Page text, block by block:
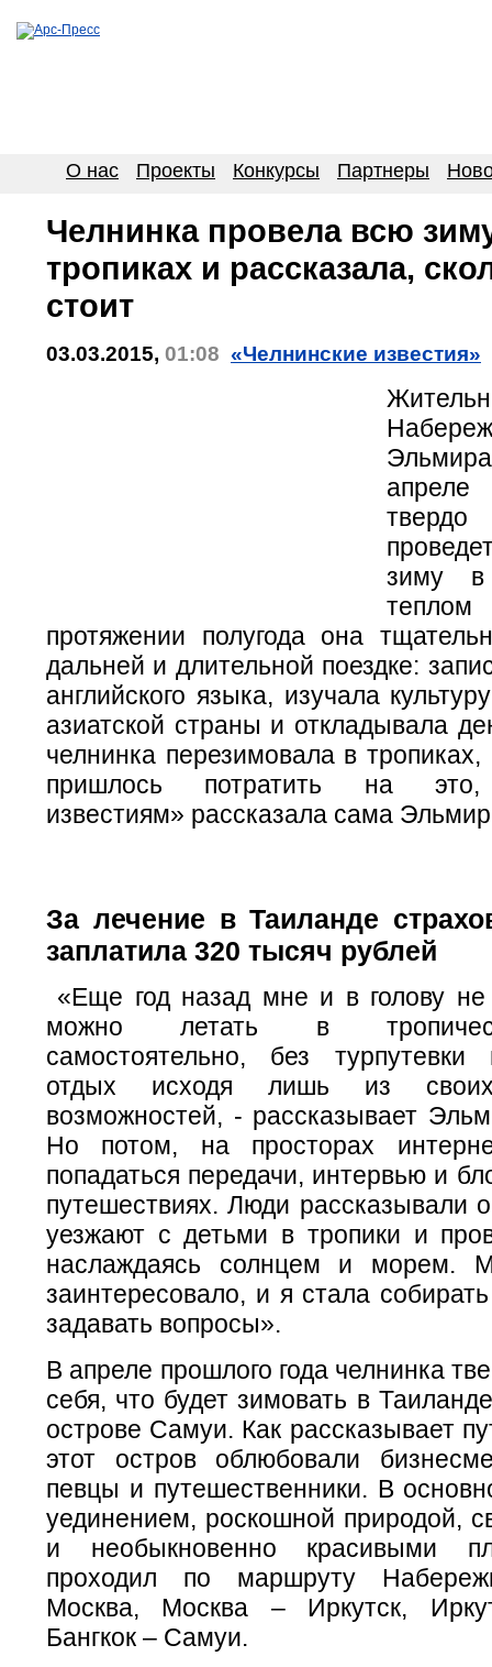
О нас Проекты Конкурсы Партнеры
Челнинка провела всю
тропиках и рассказала,
стоит
03.03.2015, 01:08 «Челнинские известия»
апреле
зиму в
протяжении полугода она
дальней и длительной поездке:
английского языка, изучала
азиатской страны и откладывала
челнинка перезимовала в тропиках,
пришлось потратить на это,
известиям» рассказала сама
За лечение в Таиланде
заплатила 320 тысяч рублей
«Еще год назад мне и в голову не
можно летать в
самостоятельно, без турпутевки
отдых исходя лишь из
возможностей, - рассказывает
Но потом, на просторах
попадаться передачи, интервью и
путешествиях. Люди рассказывали
уезжают с детьми в тропики и
наслаждаясь солнцем и морем.
заинтересовало, и я стала
задавать вопросы».
В апреле прошлого года челнинка
себя, что будет зимовать в
острове Самуи. Как рассказывает
этот остров облюбовали
певцы и путешественники. В
уединением, роскошной природой,
и необыкновенно красивыми
проходил по маршруту
Москва, Москва – Иркутск,
Бангкок – Самуи.